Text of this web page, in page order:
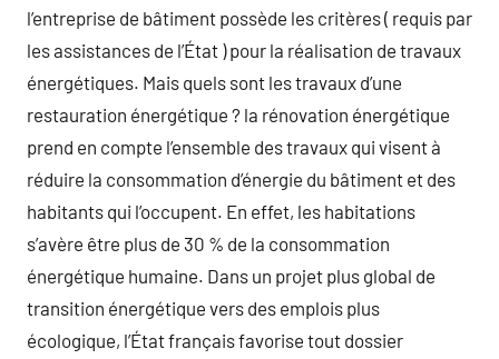
l’entreprise de bâtiment possède les critères ( requis par
les assistances de l’État ) pour la réalisation de travaux
énergétiques. Mais quels sont les travaux d’une
restauration énergétique ? la rénovation énergétique
prend en compte l’ensemble des travaux qui visent à
réduire la consommation d’énergie du bâtiment et des
habitants qui l’occupent. En effet, les habitations
s’avère être plus de 30 % de la consommation
énergétique humaine. Dans un projet plus global de
transition énergétique vers des emplois plus
écologique, l’État français favorise tout dossier